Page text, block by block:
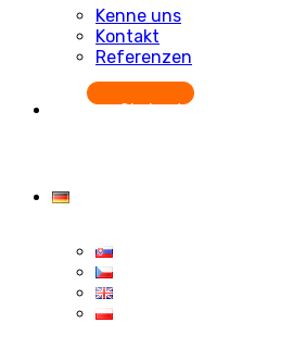
Kenne uns
Kontakt
Referenzen
Starten Sie kostenlos